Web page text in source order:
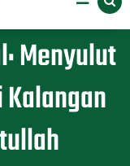
Menyulut